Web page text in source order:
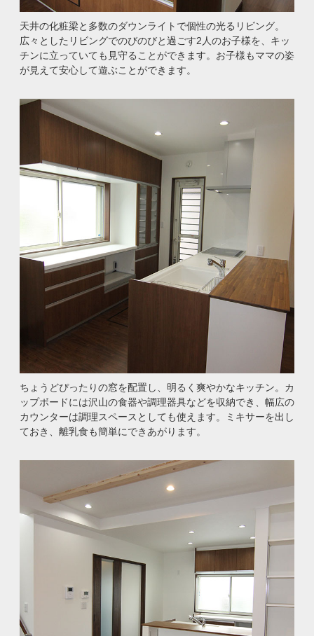
天井の化粧梁と多数のダウンライトで個性の光るリビング。
広々としたリビングでのびのびと過ごす2人のお子様を、キッ
チンに立っていても見守ることができます。お子様もママの姿
が見えて安心して遊ぶことができます。
ちょうどぴったりの窓を配置し、明るく爽やかなキッチン。カ
ップボードには沢山の食器や調理器具などを収納でき、幅広の
カウンターは調理スペースとしても使えます。ミキサーを出し
ておき、離乳食も簡単にできあがります。